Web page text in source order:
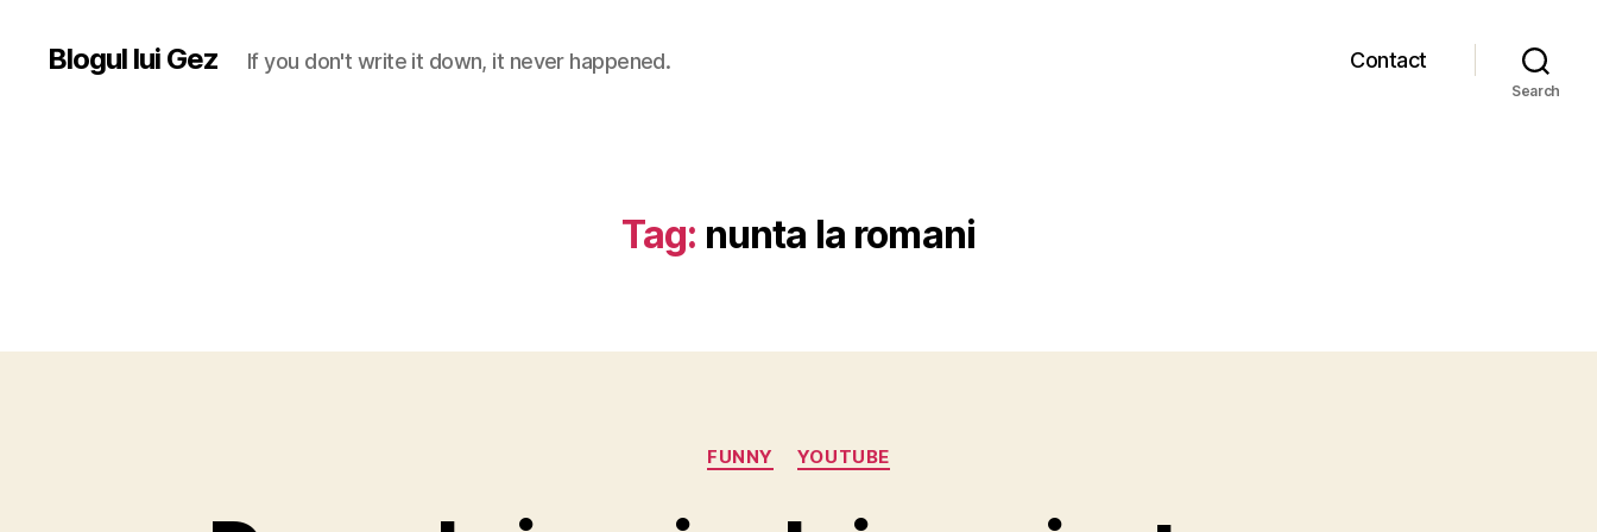
Blogul lui Gez If you don't write it down, it never happened. Contact
Search
Tag: nunta la romani
Categories
FUNNY YOUTUBE